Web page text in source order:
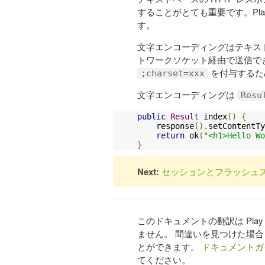
することがとても重要です。
す。
文字エンコーディングはテキ
トワークソケット経由で送信
;charset=xxx
を付与する
文字エンコーディングは
public Result index()
{
    response
().
return ok( "<h1>Hello
}
Next: セッションとフラッシュ
このドキュメントの翻訳は
ません。 間違いを見つけた場
とができます。
ドキュメント
てください。